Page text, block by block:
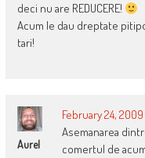
deci nu are REDUCERE!
Acum le dau dreptate
tari!
Aurel
February 24, 2009
Asemanarea
comertul de